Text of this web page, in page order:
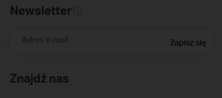
Newsletter
Adres e-mail Zapisz się
Znajdź nas